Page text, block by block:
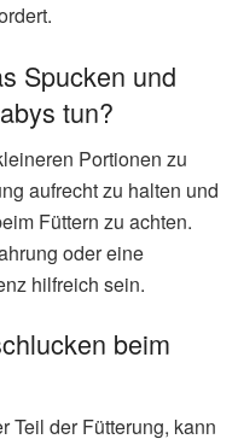
Spucken und
tun?
Portionen zu
aufrecht zu halten und
Füttern zu achten.
oder eine
hilfreich sein.
beim
Teil der Fütterung, kann